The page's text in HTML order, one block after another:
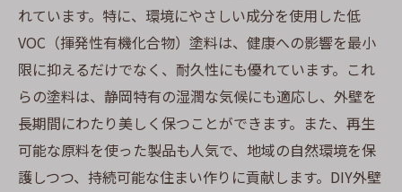
れています。特に、環境にやさしい成分を使用した低
VOC（揮発性有機化合物）塗料は、健康への影響を最小
限に抑えるだけでなく、耐久性にも優れています。これ
らの塗料は、静岡特有の湿潤な気候にも適応し、外壁を
長期間にわたり美しく保つことができます。また、再生
可能な原料を使った製品も人気で、地域の自然環境を保
護しつつ、持続可能な住まい作りに貢献します。DIY外壁